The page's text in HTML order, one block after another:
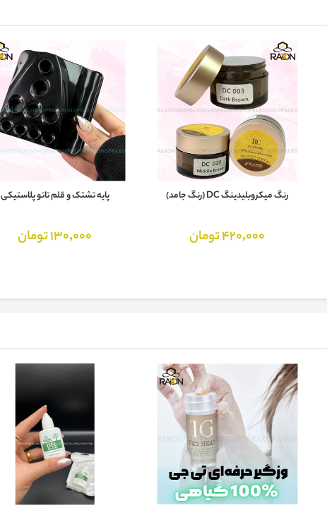
رنگ میکروبلیدینگ DC (رنگ جامد)
420,000 تومان
پایه تشتک و قلم تاتو پلاستیکی
130,000 تومان